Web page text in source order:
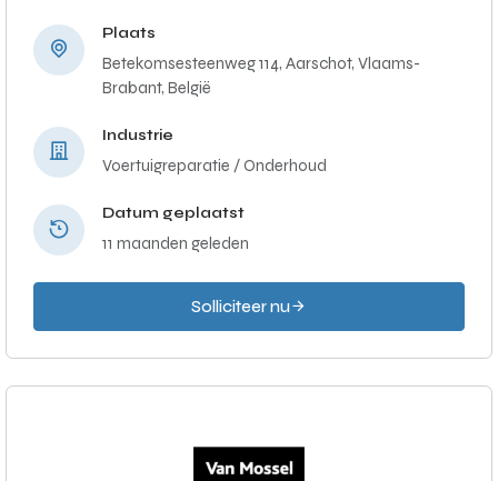
Plaats
Betekomsesteenweg 114, Aarschot, Vlaams-
Brabant, België
Industrie
Voertuigreparatie / Onderhoud
Datum geplaatst
11 maanden geleden
Solliciteer nu